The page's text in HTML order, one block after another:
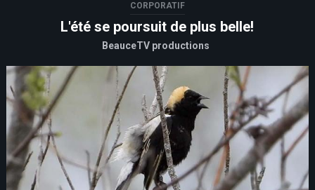
CORPORATIF
L'été se poursuit de plus belle!
BeauceTV productions